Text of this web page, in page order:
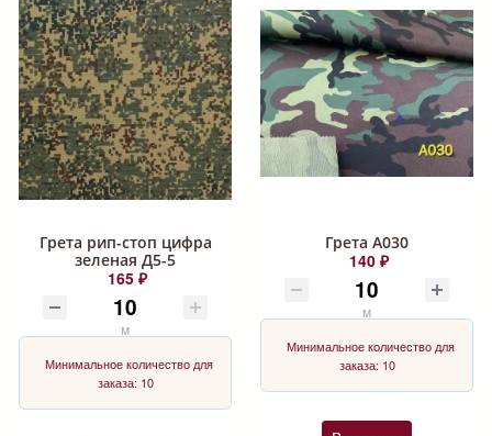
Грета рип-стоп цифра
зеленая Д5-5
165 ₽
м
Минимальное количество для
заказа: 10
Грета А030
140 ₽
м
Минимальное количество для
заказа: 10